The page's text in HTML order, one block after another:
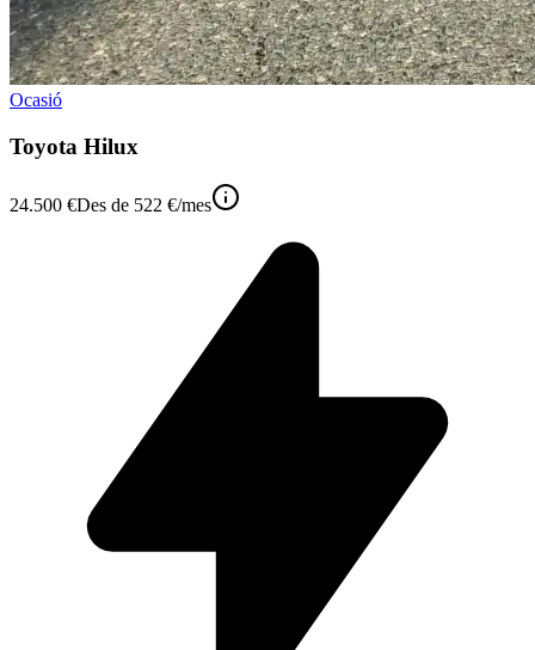
Ocasió
Toyota Hilux
24.500 €Des de 522 €/mes